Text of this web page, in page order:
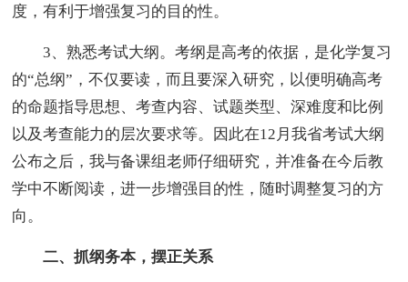
度，有利于增强复习的目的性。
3、熟悉考试大纲。考纲是高考的依据，是化学复习
的“总纲”，不仅要读，而且要深入研究，以便明确高考
的命题指导思想、考查内容、试题类型、深难度和比例
以及考查能力的层次要求等。因此在12月我省考试大纲
公布之后，我与备课组老师仔细研究，并准备在今后教
学中不断阅读，进一步增强目的性，随时调整复习的方
向。
二、抓纲务本，摆正关系